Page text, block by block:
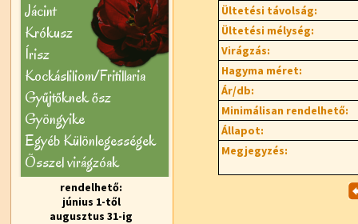
Jácint
Krókusz
Írisz
Kockásliliom/Fritillaria
Gyűjtőknek ősz
Gyöngyike
Egyéb Különlegességek
Õsszel virágzóak
rendelhető:
június 1-től
augusztus 31-ig
Ültetési távolság:
Ültetési mélység:
Virágzás:
Hagyma méret:
Ár/db:
Minimálisan rendelhető:
Állapot:
Megjegyzés: